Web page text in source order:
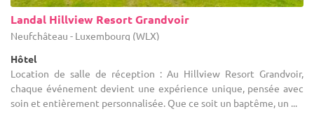
Landal Hillview Resort Grandvoir
Neufchâteau - Luxembourg (WLX)
Hôtel
Location de salle de réception : Au Hillview Resort Grandvoir,
chaque événement devient une expérience unique, pensée avec
soin et entièrement personnalisée. Que ce soit un baptême, un ...